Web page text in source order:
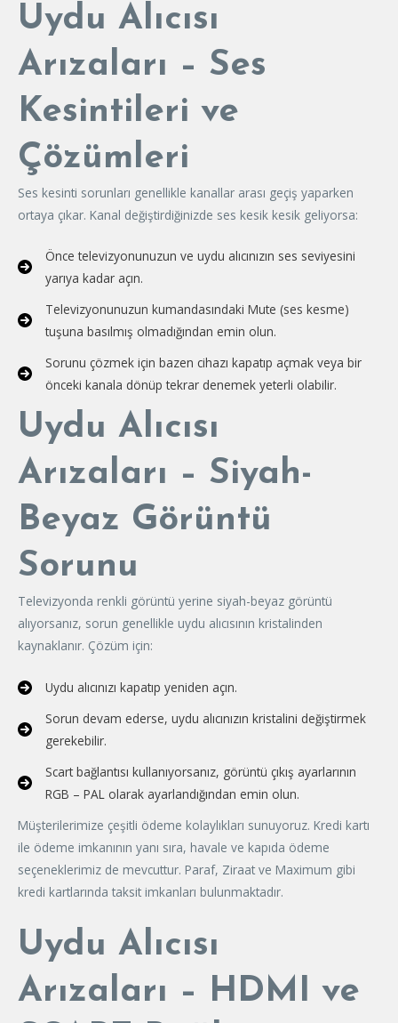
Uydu Alıcısı
Arızaları – Ses
Kesintileri ve
Çözümleri
Ses kesinti sorunları genellikle kanallar arası geçiş yaparken
ortaya çıkar. Kanal değiştirdiğinizde ses kesik kesik geliyorsa:
Önce televizyonunuzun ve uydu alıcınızın ses seviyesini
yarıya kadar açın.
Televizyonunuzun kumandasındaki Mute (ses kesme)
tuşuna basılmış olmadığından emin olun.
Sorunu çözmek için bazen cihazı kapatıp açmak veya bir
önceki kanala dönüp tekrar denemek yeterli olabilir.
Uydu Alıcısı
Arızaları – Siyah-
Beyaz Görüntü
Sorunu
Televizyonda renkli görüntü yerine siyah-beyaz görüntü
alıyorsanız, sorun genellikle uydu alıcısının kristalinden
kaynaklanır. Çözüm için:
Uydu alıcınızı kapatıp yeniden açın.
Sorun devam ederse, uydu alıcınızın kristalini değiştirmek
gerekebilir.
Scart bağlantısı kullanıyorsanız, görüntü çıkış ayarlarının
RGB – PAL olarak ayarlandığından emin olun.
Müşterilerimize çeşitli ödeme kolaylıkları sunuyoruz. Kredi kartı
ile ödeme imkanının yanı sıra, havale ve kapıda ödeme
seçeneklerimiz de mevcuttur. Paraf, Ziraat ve Maximum gibi
kredi kartlarında taksit imkanları bulunmaktadır.
Uydu Alıcısı
Arızaları – HDMI ve